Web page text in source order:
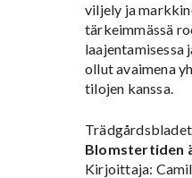
viljely ja
tärkeimmässä
laajentamisessa
ollut avaimena
tilojen kanssa.
Blomstertiden
Kirjoittaja: